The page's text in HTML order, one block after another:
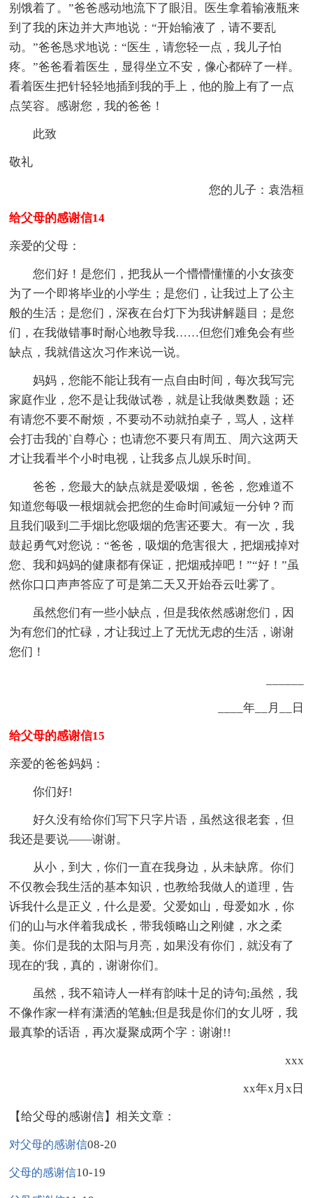
别饿着了。”爸爸感动地流下了眼泪。医生拿着输液瓶来
到了我的床边并大声地说：“开始输液了，请不要乱
动。”爸爸恳求地说：“医生，请您轻一点，我儿子怕
疼。”爸爸看着医生，显得坐立不安，像心都碎了一样。
看着医生把针轻轻地插到我的手上，他的脸上有了一点
点笑容。感谢您，我的爸爸！
此致
敬礼
您的儿子：袁浩桓
给父母的感谢信14
亲爱的父母：
您们好！是您们，把我从一个懵懵懂懂的小女孩变
为了一个即将毕业的小学生；是您们，让我过上了公主
般的生活；是您们，深夜在台灯下为我讲解题目；是您
们，在我做错事时耐心地教导我……但您们难免会有些
缺点，我就借这次习作来说一说。
妈妈，您能不能让我有一点自由时间，每次我写完
家庭作业，您不是让我做试卷，就是让我做奥数题；还
有请您不要不耐烦，不要动不动就拍桌子，骂人，这样
会打击我的`自尊心；也请您不要只有周五、周六这两天
才让我看半个小时电视，让我多点儿娱乐时间。
爸爸，您最大的缺点就是爱吸烟，爸爸，您难道不
知道您每吸一根烟就会把您的生命时间减短一分钟？而
且我们吸到二手烟比您吸烟的危害还要大。有一次，我
鼓起勇气对您说：“爸爸，吸烟的危害很大，把烟戒掉对
您、我和妈妈的健康都有保证，把烟戒掉吧！”“好！”虽
然你口口声声答应了可是第二天又开始吞云吐雾了。
虽然您们有一些小缺点，但是我依然感谢您们，因
为有您们的忙碌，才让我过上了无忧无虑的生活，谢谢
您们！
____年__月__日
给父母的感谢信15
亲爱的爸爸妈妈：
你们好!
好久没有给你们写下只字片语，虽然这很老套，但
我还是要说——谢谢。
从小，到大，你们一直在我身边，从未缺席。你们
不仅教会我生活的基本知识，也教给我做人的道理，告
诉我什么是正义，什么是爱。父爱如山，母爱如水，你
们的山与水伴着我成长，带我领略山之刚健，水之柔
美。你们是我的太阳与月亮，如果没有你们，就没有了
现在的'我，真的，谢谢你们。
虽然，我不箱诗人一样有韵味十足的诗句;虽然，我
不像作家一样有潇洒的笔触;但是我是你们的女儿呀，我
最真挚的话语，再次凝聚成两个字：谢谢!!
xxx
xx年x月x日
【给父母的感谢信】相关文章：
对父母的感谢信08-20
父母的感谢信10-19